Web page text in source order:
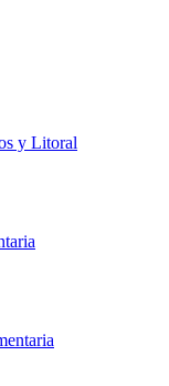
y Litoral